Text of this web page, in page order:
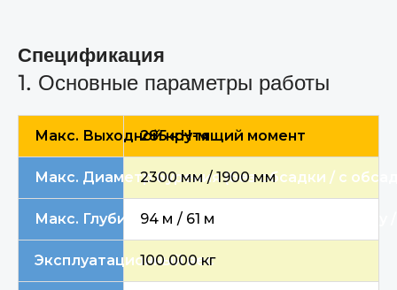
Спецификация
1. Основные параметры работы
Макс. Выходной крутящий момент
285 кН-м
Макс. Диаметр бурения (без обсадки / с
2300 мм / 1900 мм
Макс. Глубина сверления (фрикционный Kelly
94 м / 61 м
Эксплуатационный вес
100 000 кг